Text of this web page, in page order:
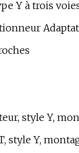
Y à trois
style Y,
style Y,